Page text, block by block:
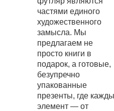
частями единого
художественного
замысла. Мы
предлагаем не
просто книги в
подарок, а готовые,
безупречно
упакованные
презенты, где
элемент — от